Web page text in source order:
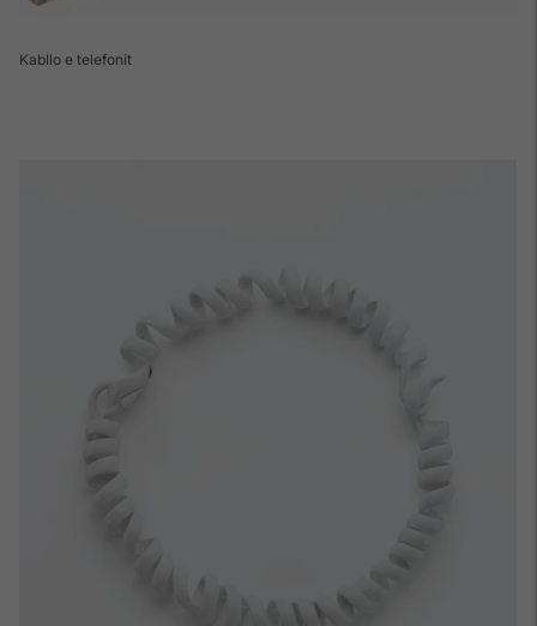
Kabllo e telefonit